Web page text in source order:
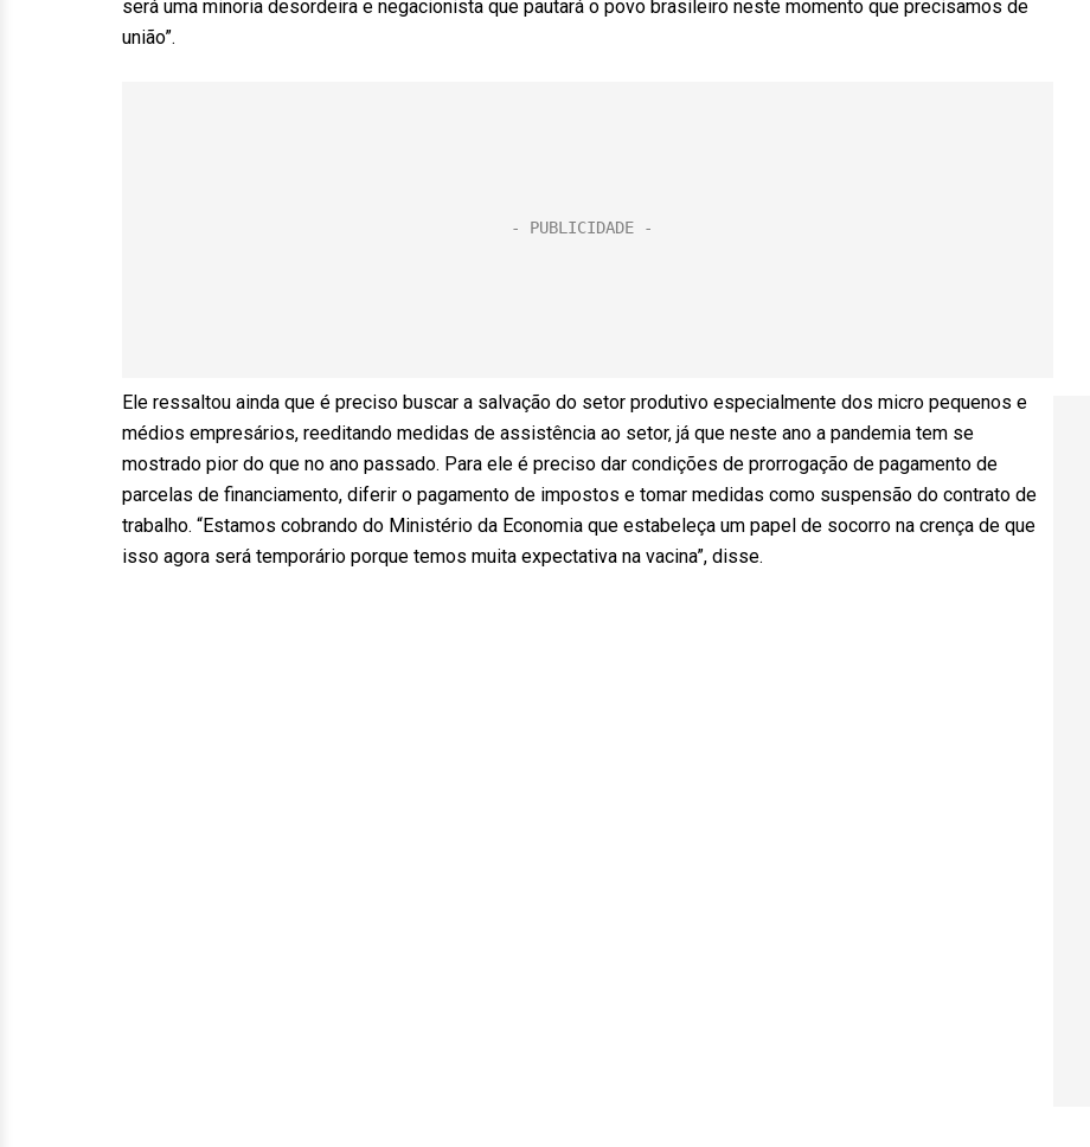
será uma minoria desordeira e negacionista que pautará o povo brasileiro neste momento que precisamos de
união”.
Ele ressaltou ainda que é preciso buscar a salvação do setor produtivo especialmente dos micro pequenos e
médios empresários, reeditando medidas de assistência ao setor, já que neste ano a pandemia tem se
mostrado pior do que no ano passado. Para ele é preciso dar condições de prorrogação de pagamento de
parcelas de financiamento, diferir o pagamento de impostos e tomar medidas como suspensão do contrato de
trabalho. “Estamos cobrando do Ministério da Economia que estabeleça um papel de socorro na crença de que
isso agora será temporário porque temos muita expectativa na vacina”, disse.